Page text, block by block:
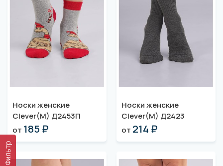
Фильтр
Носки женские
Clever(M) Д2453П
от 185 ₽
Носки женские
Clever(M) Д2423
от 214 ₽